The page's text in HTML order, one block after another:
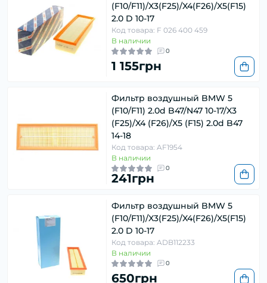
(F10/F11)/X3(F25)/X4(F26)/X5(F15)
2.0 D 10-17
Код товара: F 026 400 459
В наличии
0
1 155грн
Фильтр воздушный BMW 5
(F10/F11) 2.0d B47/N47 10-17/X3
(F25)/X4 (F26)/X5 (F15) 2.0d B47
14-18
Код товара: AF1954
В наличии
0
241грн
Фильтр воздушный BMW 5
(F10/F11)/X3(F25)/X4(F26)/X5(F15)
2.0 D 10-17
Код товара: ADB112233
В наличии
0
650грн